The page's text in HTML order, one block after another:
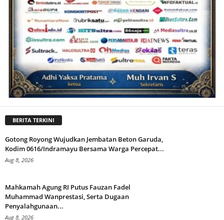
BERITA TERKINI
Gotong Royong Wujudkan Jembatan Beton Garuda,
Kodim 0616/Indramayu Bersama Warga Percepat...
Aug 8, 2026
Mahkamah Agung RI Putus Fauzan Fadel
Muhammad Wanprestasi, Serta Dugaan
Penyalahgunaan...
Aug 8, 2026